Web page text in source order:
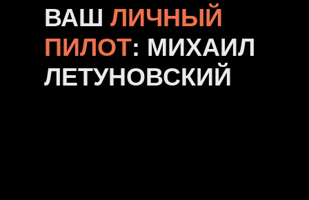
ВАШ ЛИЧНЫЙ
ПИЛОТ: МИХАИЛ
ЛЕТУНОВСКИЙ